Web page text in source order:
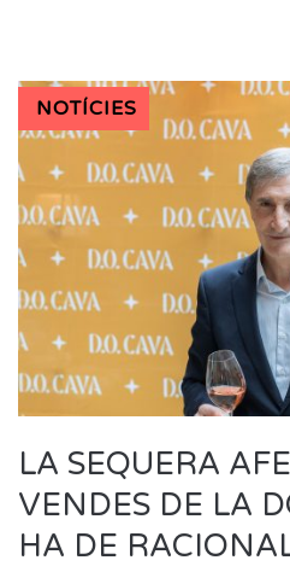
NOTÍCIES
LA SEQUERA
VENDES DE LA
HA DE